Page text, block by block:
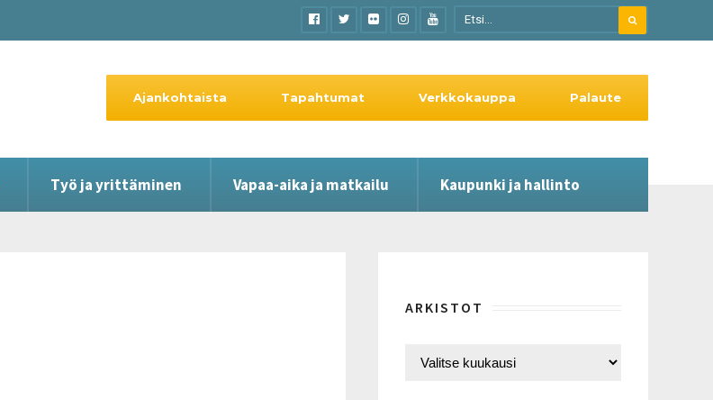
Työ ja yrittäminen Vapaa-aika ja matkailu Kaupunki ja hallinto
Ajankohtaista Tapahtumat Verkkokauppa Palaute
ARKISTOT